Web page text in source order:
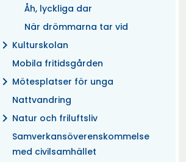
Åh, lyckliga dar
När drömmarna tar vid
chevron_right Kulturskolan
Mobila fritidsgården
chevron_right Mötesplatser för unga
Nattvandring
chevron_right Natur och friluftsliv
Samverkansöverenskommelse
med civilsamhället